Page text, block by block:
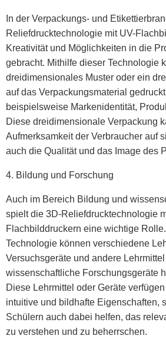
In der Verpackungs- und
Reliefdrucktechnologie mit UV-
Kreativität und Möglichkeiten in die
gebracht. Mithilfe dieser Technologie
dreidimensionales Muster oder ein
auf das Verpackungsmaterial
beispielsweise Markenidentität,
Diese dreidimensionale Verpackung
Aufmerksamkeit der Verbraucher auf
auch die Qualität und das Image des
4. Bildung und Forschung
Auch im Bereich Bildung und
spielt die 3D-Reliefdrucktechnologie
Flachbilddruckern eine wichtige
Technologie können verschiedene
Versuchsgeräte und andere
wissenschaftliche Forschungsgeräte
Diese Lehrmittel oder Geräte
intuitive und bildhafte Eigenschaften,
Schülern auch dabei helfen, das
zu verstehen und zu beherrschen.